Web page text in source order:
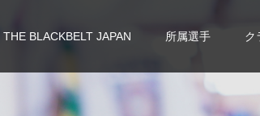
THE BLACKBELT JAPAN 所属選手 ク